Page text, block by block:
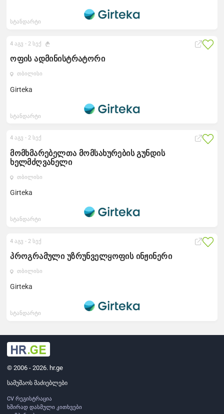
სტანდარტი
ოფის ადმინისტრატორი
თბილისი
Girteka
4 აგვ -2 სექ
სტანდარტი
მომხმარებელთა მომსახურების გუნდის
ხელმძღვანელი
თბილისი
Girteka
4 აგვ -2 სექ
სტანდარტი
პროგრამული უზრუნველყოფის ინჟინერი
თბილისი
Girteka
4 აგვ -2 სექ
სტანდარტი
© 2006 - 2026. hr.ge
სამუშაოს მაძიებლები
CV რეგისტრაცია
ხშირად დასმული კითხვები